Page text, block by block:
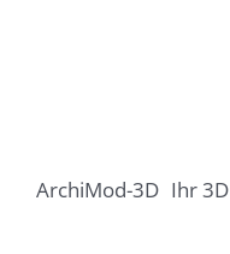
ArchiMod-3D Ihr